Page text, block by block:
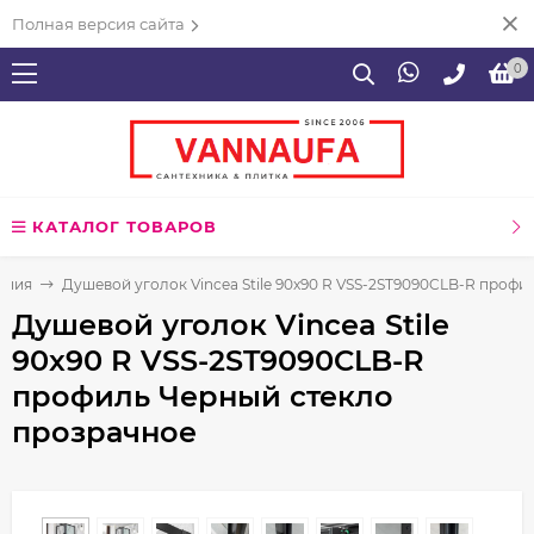
Полная версия сайта
0
КАТАЛОГ ТОВАРОВ
Душевой уголок Vincea Stile 90x90 R VSS-2ST9090CLB-R
Душевой уголок Vincea Stile
90x90 R VSS-2ST9090CLB-R
профиль Черный стекло
прозрачное